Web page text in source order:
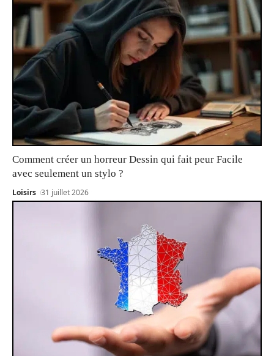
Comment créer un horreur Dessin qui fait peur Facile
avec seulement un stylo ?
Loisirs 31 juillet 2026